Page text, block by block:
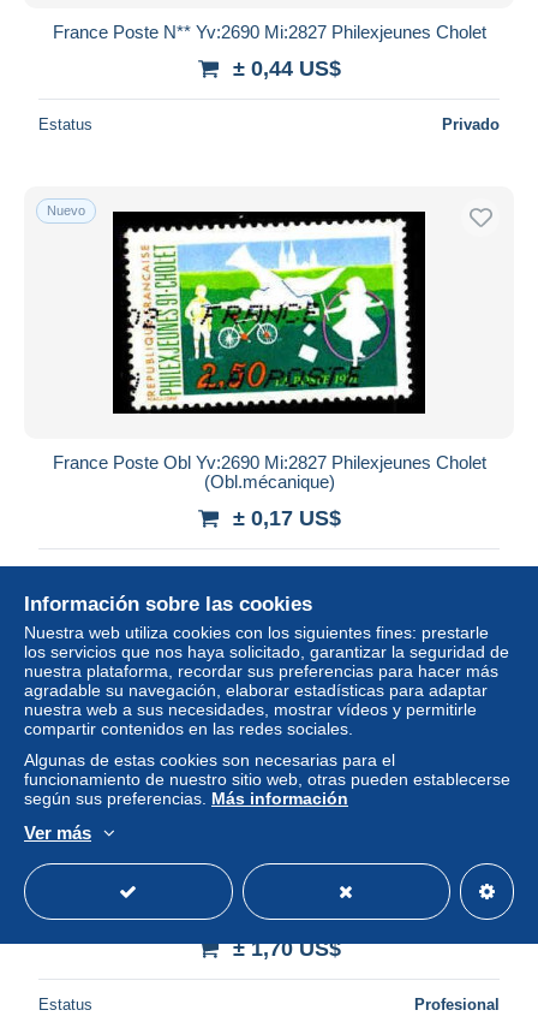
France Poste N** Yv:2690 Mi:2827 Philexjeunes Cholet
± 0,44 US$
Estatus Privado
Nuevo
France Poste Obl Yv:2690 Mi:2827 Philexjeunes Cholet
(Obl.mécanique)
± 0,17 US$
Nuevo
Israel 1976 Mi par677-679 MNH (ZS10 ISRpar677-679)
± 1,70 US$
Estatus Profesional
Información sobre las cookies
Nuestra web utiliza cookies con los siguientes fines: prestarle
los servicios que nos haya solicitado, garantizar la seguridad de
nuestra plataforma, recordar sus preferencias para hacer más
agradable su navegación, elaborar estadísticas para adaptar
nuestra web a sus necesidades, mostrar vídeos y permitirle
compartir contenidos en las redes sociales.
Algunas de estas cookies son necesarias para el
funcionamiento de nuestro sitio web, otras pueden establecerse
según sus preferencias. Más información
Ver más